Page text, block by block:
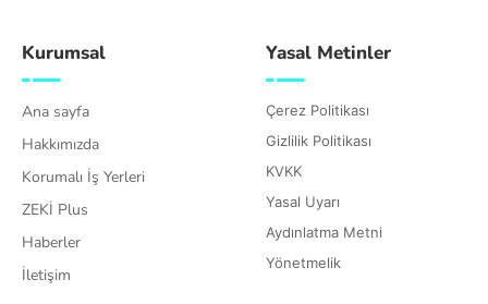
Kurumsal
Ana sayfa
Hakkımızda
Korumalı İş Yerleri
ZEKİ Plus
Haberler
İletişim
Yasal Metinler
Çerez Politikası
Gizlilik Politikası
KVKK
Yasal Uyarı
Aydınlatma Metni
Yönetmelik